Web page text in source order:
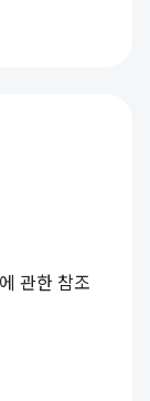
관한 참조